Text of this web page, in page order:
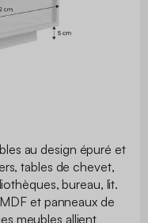
au design épuré et
tables de chevet,
bureau, lit.
et panneaux de
meubles allient